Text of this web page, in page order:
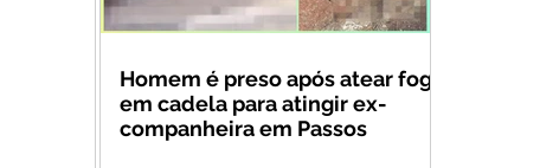
Homem é preso após atear fogo
em cadela para atingir ex-
companheira em Passos